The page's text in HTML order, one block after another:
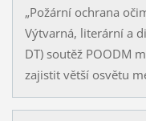
„Požární ochrana
Výtvarná, literární a
DT) soutěž POODM
zajistit větší osvětu